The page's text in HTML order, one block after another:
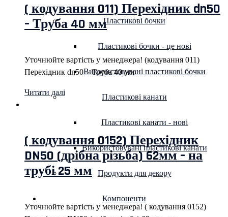
Пластикові бочки
Пластикові бочки - це нові
Використовувані пластикові бочки
Пластикові канати
Пластикові канати - нові
Використовувані пластикові канати
Продукти для декору
Компоненти
( кодування 011) Перехідник dn50
– Труба 40 мм
Уточнюйте вартість у менеджера! (кодування 011)
Перехідник dn50 – Труба 40 мм
Читати далі
( кодування 0152) Перехідник
DN50 (дрібна різьба) 62мм – на
трубі 25 мм
Уточнюйте вартість у менеджера! ( кодування 0152)